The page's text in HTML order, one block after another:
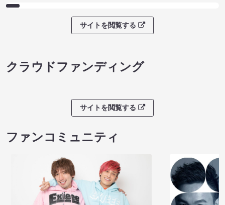
サイトを閲覧する
クラウドファンディング
サイトを閲覧する
ファンコミュニティ